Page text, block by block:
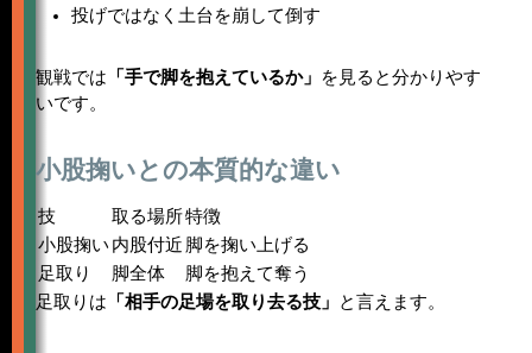
投げではなく土台を崩して倒す
観戦では 「手で脚を抱えているか」
を見ると分かりやす
いです。
小股掬いとの本質的な違い
技 取る場所特徴
小股掬い 内股付近 脚を掬い上げる
足取り
脚全体
脚を抱えて奪う
足取りは 「相手の足場を取り去る技」 と言えます。